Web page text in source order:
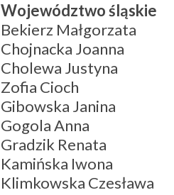
Województwo śląskie
Bekierz Małgorzata
Chojnacka Joanna
Cholewa Justyna
Zofia Cioch
Gibowska Janina
Gogola Anna
Gradzik Renata
Kamińska Iwona
Klimkowska Czesława